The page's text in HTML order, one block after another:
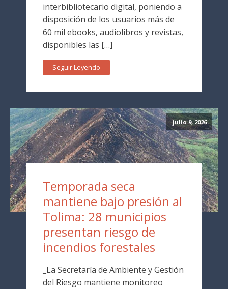
interbibliotecario digital, poniendo a
disposición de los usuarios más de
60 mil ebooks, audiolibros y revistas,
disponibles las […]
Seguir Leyendo
julio 9, 2026
Temporada seca
mantiene bajo presión al
Tolima: 28 municipios
presentan riesgo de
incendios forestales
_La Secretaría de Ambiente y Gestión
del Riesgo mantiene monitoreo